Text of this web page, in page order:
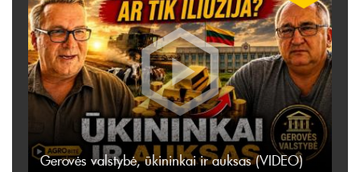
Gerovės valstybė, ūkininkai ir auksas (VIDEO)